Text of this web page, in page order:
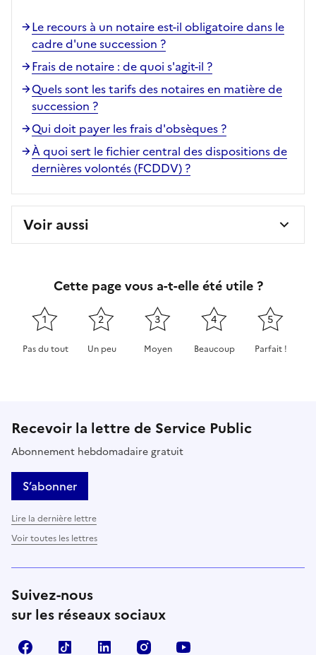
Le recours à un notaire est-il obligatoire dans le
cadre d'une succession ?
Frais de notaire : de quoi s'agit-il ?
Quels sont les tarifs des notaires en matière de
succession ?
Qui doit payer les frais d'obsèques ?
À quoi sert le fichier central des dispositions de
dernières volontés (FCDDV) ?
Voir aussi
Cette page vous a-t-elle été utile ?
1
Pas du tout
2
Un peu
3
Moyen
4
Beaucoup
5
Parfait !
Recevoir la lettre de Service Public
Abonnement hebdomadaire gratuit
S’abonner
Lire la dernière lettre
Voir toutes les lettres
Suivez-nous
sur les réseaux sociaux
FacebookTikTok LinkedIn Instagram